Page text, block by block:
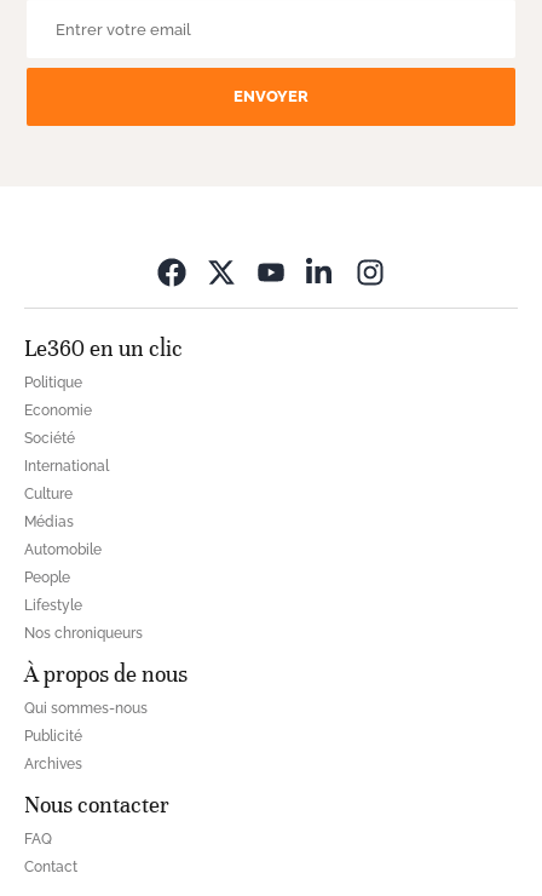
ENVOYER
Le360 en un clic
Politique
Economie
Société
International
Culture
Médias
Automobile
People
Lifestyle
Nos chroniqueurs
À propos de nous
Qui sommes-nous
Publicité
Archives
Nous contacter
FAQ
Contact